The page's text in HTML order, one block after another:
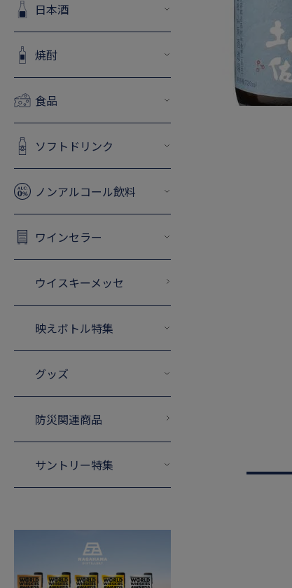
日本酒
焼酎
食品
ソフトドリンク
ノンアルコール飲料
ワインセラー
ウイスキーメッセ
映えボトル特集
グッズ
防災関連商品
サントリー特集